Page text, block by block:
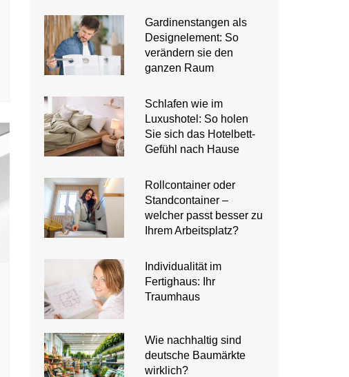
Gardinenstangen als
Designelement: So
verändern sie den
ganzen Raum
Schlafen wie im
Luxushotel: So holen
Sie sich das Hotelbett-
Gefühl nach Hause
Rollcontainer oder
Standcontainer –
welcher passt besser zu
Ihrem Arbeitsplatz?
Individualität im
Fertighaus: Ihr
Traumhaus
Wie nachhaltig sind
deutsche Baumärkte
wirklich?